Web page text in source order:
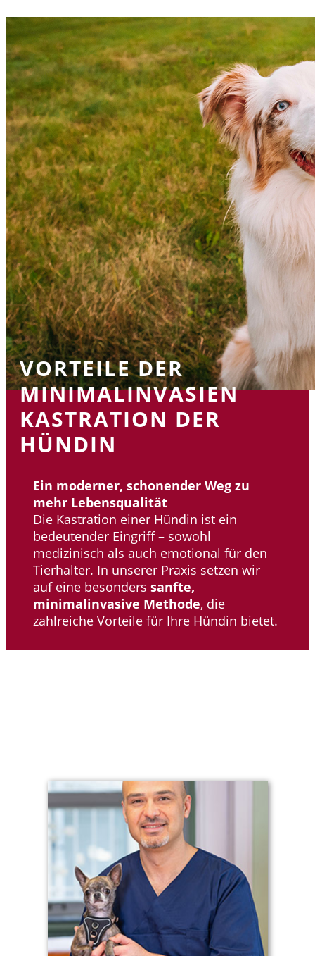
VORTEILE DER
MINIMALINVASIEN
KASTRATION DER
HÜNDIN
Ein moderner, schonender Weg zu
mehr Lebensqualität
Die Kastration einer Hündin ist ein
bedeutender Eingriff – sowohl
medizinisch als auch emotional für den
Tierhalter. In unserer Praxis setzen wir
auf eine besonders sanfte,
minimalinvasive Methode, die
zahlreiche Vorteile für Ihre Hündin bietet.